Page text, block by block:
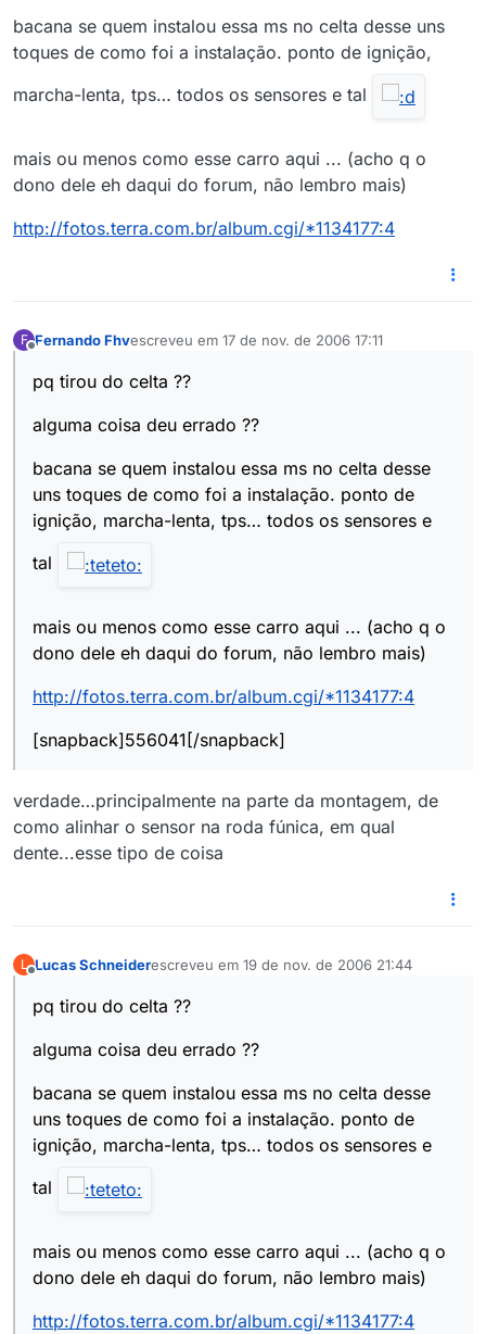
bacana se quem instalou essa ms no celta desse uns
toques de como foi a instalação. ponto de ignição,
marcha-lenta, tps… todos os sensores e tal
mais ou menos como esse carro aqui ... (acho q o
dono dele eh daqui do forum, não lembro mais)
http://fotos.terra.com.br/album.cgi/*1134177:4
F Fernando Fhvescreveu em 17 de nov. de 2006 17:11
última edição por
pq tirou do celta ??
alguma coisa deu errado ??
bacana se quem instalou essa ms no celta desse
uns toques de como foi a instalação. ponto de
ignição, marcha-lenta, tps… todos os sensores e
tal
mais ou menos como esse carro aqui ... (acho q o
dono dele eh daqui do forum, não lembro mais)
http://fotos.terra.com.br/album.cgi/*1134177:4
[snapback]556041[/snapback]
verdade…principalmente na parte da montagem, de
como alinhar o sensor na roda fúnica, em qual
dente...esse tipo de coisa
L Lucas Schneiderescreveu em 19 de nov. de 2006 21:44
última edição por
pq tirou do celta ??
alguma coisa deu errado ??
bacana se quem instalou essa ms no celta desse
uns toques de como foi a instalação. ponto de
ignição, marcha-lenta, tps… todos os sensores e
tal
mais ou menos como esse carro aqui ... (acho q o
dono dele eh daqui do forum, não lembro mais)
http://fotos.terra.com.br/album.cgi/*1134177:4